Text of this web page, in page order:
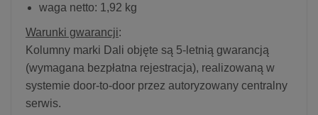
waga netto: 1,92 kg
Warunki gwarancji:
Kolumny marki Dali objęte są 5-letnią gwarancją
(wymagana bezpłatna rejestracja), realizowaną w
systemie door-to-door przez autoryzowany centralny
serwis.